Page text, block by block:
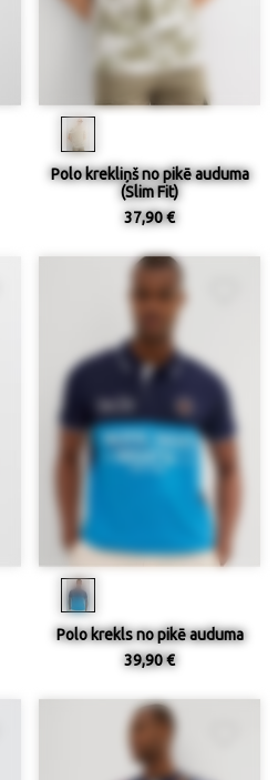
Polo krekliņš no pikē auduma
(Slim Fit)
37,90 €
Polo krekls no pikē auduma
39,90 €